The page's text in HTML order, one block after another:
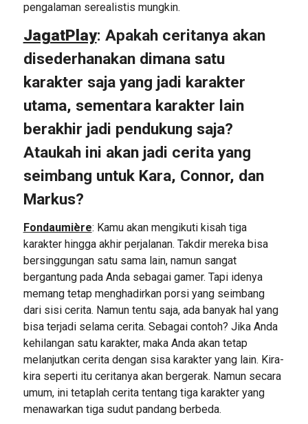
pengalaman serealistis mungkin.
JagatPlay: Apakah ceritanya akan
disederhanakan dimana satu
karakter saja yang jadi karakter
utama, sementara karakter lain
berakhir jadi pendukung saja?
Ataukah ini akan jadi cerita yang
seimbang untuk Kara, Connor, dan
Markus?
Fondaumière: Kamu akan mengikuti kisah tiga
karakter hingga akhir perjalanan. Takdir mereka bisa
bersinggungan satu sama lain, namun sangat
bergantung pada Anda sebagai gamer. Tapi idenya
memang tetap menghadirkan porsi yang seimbang
dari sisi cerita. Namun tentu saja, ada banyak hal yang
bisa terjadi selama cerita. Sebagai contoh? Jika Anda
kehilangan satu karakter, maka Anda akan tetap
melanjutkan cerita dengan sisa karakter yang lain. Kira-
kira seperti itu ceritanya akan bergerak. Namun secara
umum, ini tetaplah cerita tentang tiga karakter yang
menawarkan tiga sudut pandang berbeda.